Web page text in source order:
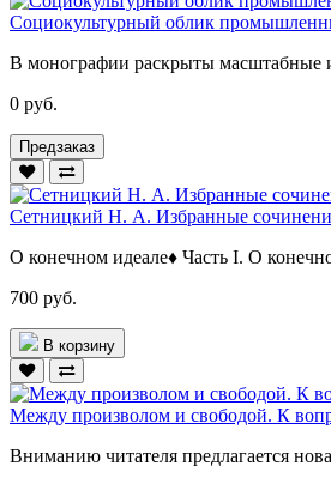
Социокультурный облик
В монографии раскрыты масштабные
0 руб.
Предзаказ
Сетницкий Н. А. Избранные
О конечном идеале♦ Часть I. О
700 руб.
В корзину
Между произволом и свободой. К
Вниманию читателя предлагается